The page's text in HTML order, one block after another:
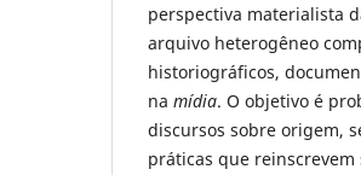
perspectiva materialista
arquivo heterogêneo
historiográficos,
na mídia. O objetivo é
discursos sobre origem,
práticas que